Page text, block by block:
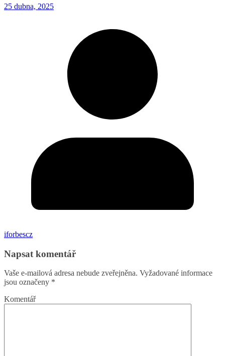
25 dubna, 2025
iforbescz
Napsat komentář
Vaše e-mailová adresa nebude zveřejněna. Vyžadované informace
jsou označeny *
Komentář